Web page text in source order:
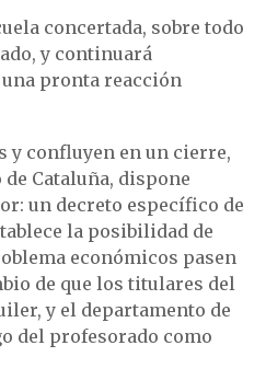
concertada, sobre todo
y continuará
pronta reacción
y confluyen en un cierre,
Cataluña, dispone
un decreto específico de
la posibilidad de
económicos pasen
de que los titulares del
y el departamento de
del profesorado como